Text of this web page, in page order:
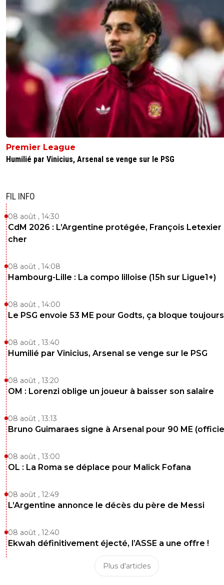
Premier League
Humilié par Vinicius, Arsenal se venge sur le PSG
FIL INFO
08 août , 14:30
CdM 2026 : L’Argentine protégée, François Letexier
cher
08 août , 14:08
Hambourg-Lille : La compo lilloise (15h sur Ligue1+)
08 août , 14:00
Le PSG envoie 53 ME pour Godts, ça bloque toujours
08 août , 13:40
Humilié par Vinicius, Arsenal se venge sur le PSG
08 août , 13:20
OM : Lorenzi oblige un joueur à baisser son salaire
08 août , 13:13
Bruno Guimaraes signe à Arsenal pour 90 ME
08 août , 13:00
OL : La Roma se déplace pour Malick Fofana
08 août , 12:49
L’Argentine annonce le décès du père de Messi
08 août , 12:40
Ekwah définitivement éjecté, l’ASSE a une offre !
Plus d'articles